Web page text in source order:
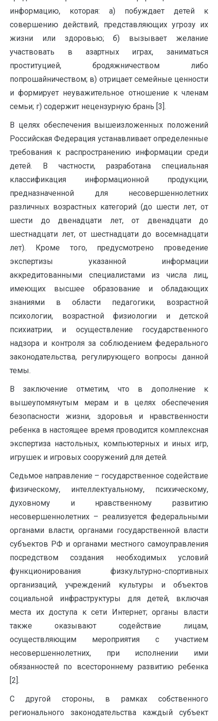
информацию, которая: а) побуждает детей к
совершению действий, представляющих угрозу их
жизни или здоровью; б) вызывает желание
участвовать в азартных играх, заниматься
проституцией, бродяжничеством либо
попрошайничеством; в) отрицает семейные ценности
и формирует неуважительное отношение к членам
семьи; г) содержит нецензурную брань [3].
В целях обеспечения вышеизложенных положений
Российская Федерация устанавливает определенные
требования к распространению информации среди
детей. В частности, разработана специальная
классификация информационной продукции,
предназначенной для несовершеннолетних
различных возрастных категорий (до шести лет, от
шести до двенадцати лет, от двенадцати до
шестнадцати лет, от шестнадцати до восемнадцати
лет). Кроме того, предусмотрено проведение
экспертизы указанной информации
аккредитованными специалистами из числа лиц,
имеющих высшее образование и обладающих
знаниями в области педагогики, возрастной
психологии, возрастной физиологии и детской
психиатрии, и осуществление государственного
надзора и контроля за соблюдением федерального
законодательства, регулирующего вопросы данной
темы.
В заключение отметим, что в дополнение к
вышеупомянутым мерам и в целях обеспечения
безопасности жизни, здоровья и нравственности
ребенка в настоящее время проводится комплексная
экспертиза настольных, компьютерных и иных игр,
игрушек и игровых сооружений для детей.
Седьмое направление – государственное содействие
физическому, интеллектуальному, психическому,
духовному и нравственному развитию
несовершеннолетних – реализуется федеральными
органами власти, органами государственной власти
субъектов РФ и органами местного самоуправления
посредством создания необходимых условий
функционирования физкультурно-спортивных
организаций, учреждений культуры и объектов
социальной инфраструктуры для детей, включая
места их доступа к сети Интернет; органы власти
также оказывают содействие лицам,
осуществляющим мероприятия с участием
несовершеннолетних, при исполнении ими
обязанностей по всестороннему развитию ребенка
[2].
С другой стороны, в рамках собственного
регионального законодательства каждый субъект